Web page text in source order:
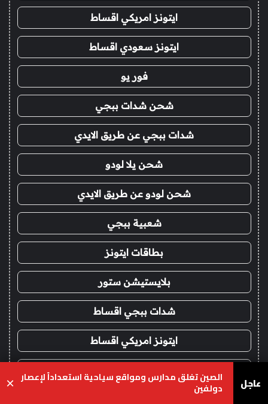
ايتونز امريكي اقساط
ايتونز سعودي اقساط
فور يو
شحن شدات ببجي
شدات ببجي عن طريق الايدي
شحن يلا لودو
شحن لودو عن طريق الايدي
شعبية ببجي
بطاقات ايتونز
بلايستيشن ستور
شدات ببجي اقساط
ايتونز امريكي اقساط
عاجل الصين تغلق مدارس ومواقع سياحية استعداداً لإعصار
دولفين ×